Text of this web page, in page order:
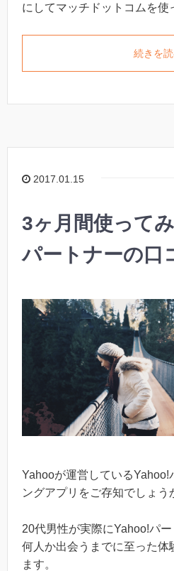
にしてマッチドットコムを使
続きを
2017.01.15
3ヶ月間使って
パートナーの口
Yahooが運営しているYahoo!
ングアプリをご存知でしょう
20代男性が実際にYahoo!パ
何人か出会うまでに至った体
ます。